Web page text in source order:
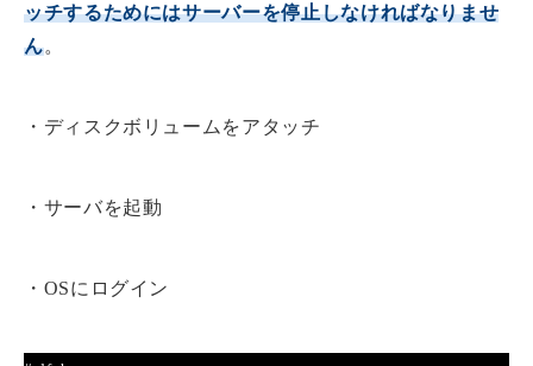
ッチするためにはサーバーを停止しなければなりませ
ん。
・ディスクボリュームをアタッチ
・サーバを起動
・OSにログイン